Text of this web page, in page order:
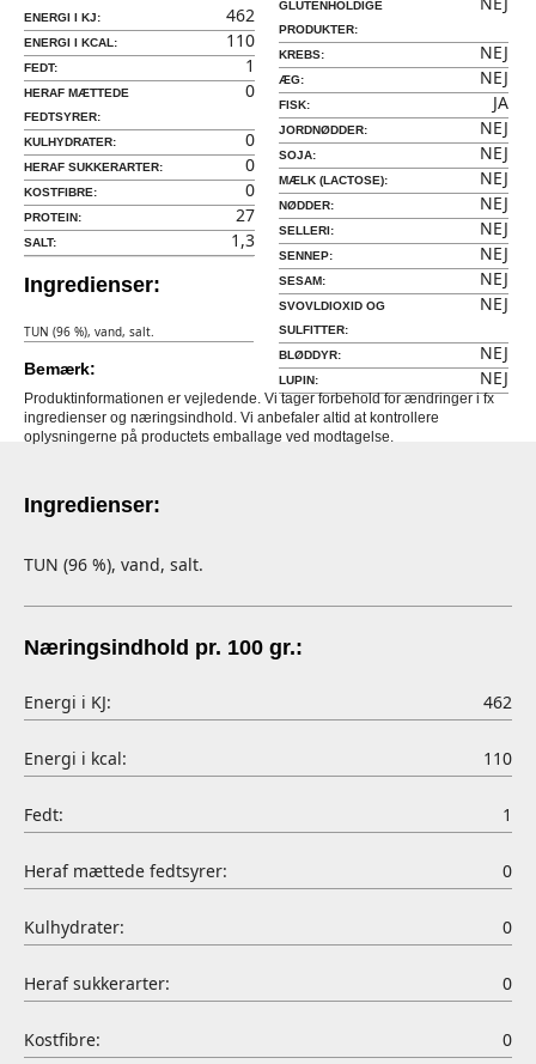
ENERGI I KJ: 462
ENERGI I KCAL: 110
FEDT: 1
HERAF MÆTTEDE
FEDTSYRER:
0
KULHYDRATER: 0
HERAF SUKKERARTER: 0
KOSTFIBRE: 0
PROTEIN: 27
SALT: 1,3
Ingredienser:
TUN (96 %), vand, salt.
GLUTENHOLDIGE
PRODUKTER:
KREBS: NEJ
ÆG: NEJ
FISK: JA
JORDNØDDER: NEJ
SOJA: NEJ
MÆLK (LACTOSE): NEJ
NØDDER: NEJ
SELLERI: NEJ
SENNEP: NEJ
SESAM: NEJ
SVOVLDIOXID OG
SULFITTER:
NEJ
BLØDDYR: NEJ
LUPIN: NEJ
Bemærk:
Produktinformationen er vejledende. Vi tager forbehold for ændringer i fx
ingredienser og næringsindhold. Vi anbefaler altid at kontrollere
oplysningerne på productets emballage ved modtagelse.
Ingredienser:
TUN (96 %), vand, salt.
Næringsindhold pr. 100 gr.:
Energi i KJ: 462
Energi i kcal: 110
Fedt: 1
Heraf mættede fedtsyrer: 0
Kulhydrater: 0
Heraf sukkerarter: 0
Kostfibre: 0